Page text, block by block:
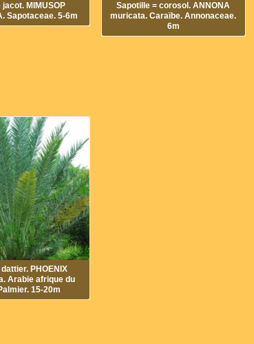
Sapotaceae. 5-6m
Sapotille = corosol. ANNONA
muricata. Caraïbe. Annonaceae.
6m
Arabie afrique du
15-20m